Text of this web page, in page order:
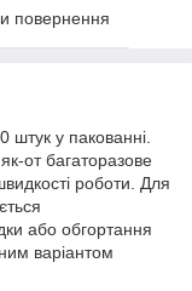
повернення
у пакованні.
от багаторазове
роботи. Для
або обгортання
варіантом